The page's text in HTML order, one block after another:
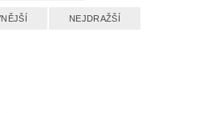
NEJDRAŽŠÍ